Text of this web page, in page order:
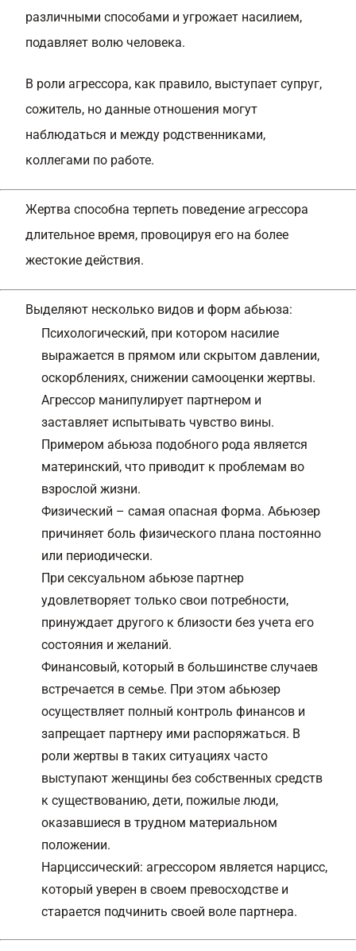
различными способами и угрожает насилием,
подавляет волю человека.
В роли агрессора, как правило, выступает супруг,
сожитель, но данные отношения могут
наблюдаться и между родственниками,
коллегами по работе.
Жертва способна терпеть поведение агрессора
длительное время, провоцируя его на более
жестокие действия.
Выделяют несколько видов и форм абьюза:
Психологический, при котором насилие
выражается в прямом или скрытом давлении,
оскорблениях, снижении самооценки жертвы.
Агрессор манипулирует партнером и
заставляет испытывать чувство вины.
Примером абьюза подобного рода является
материнский, что приводит к проблемам во
взрослой жизни.
Физический – самая опасная форма. Абьюзер
причиняет боль физического плана постоянно
или периодически.
При сексуальном абьюзе партнер
удовлетворяет только свои потребности,
принуждает другого к близости без учета его
состояния и желаний.
Финансовый, который в большинстве случаев
встречается в семье. При этом абьюзер
осуществляет полный контроль финансов и
запрещает партнеру ими распоряжаться. В
роли жертвы в таких ситуациях часто
выступают женщины без собственных средств
к существованию, дети, пожилые люди,
оказавшиеся в трудном материальном
положении.
Нарциссический: агрессором является нарцисс,
который уверен в своем превосходстве и
старается подчинить своей воле партнера.